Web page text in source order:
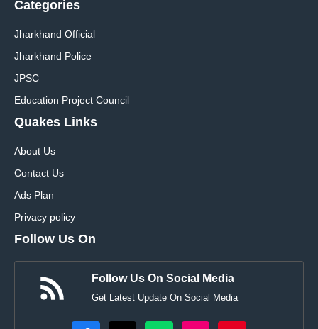
Categories
Jharkhand Official
Jharkhand Police
JPSC
Education Project Council
Quakes Links
About Us
Contact Us
Ads Plan
Privacy policy
Follow Us On
Follow Us On Social Media
Get Latest Update On Social Media